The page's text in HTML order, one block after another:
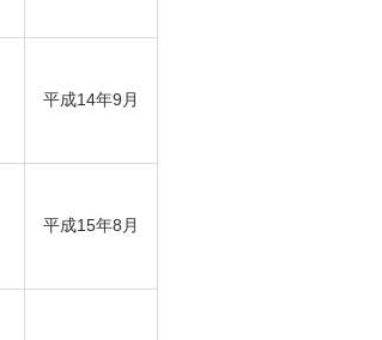
平成14年9月
平成15年8月